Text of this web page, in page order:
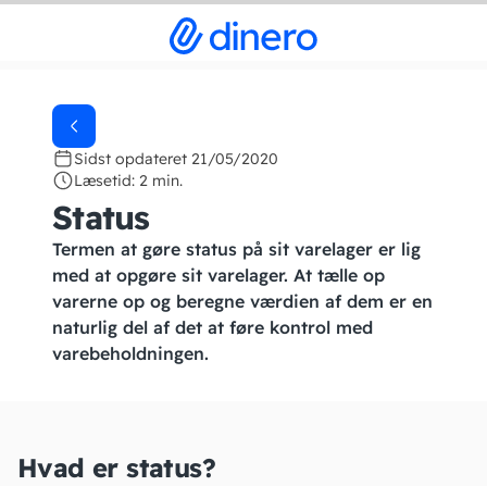
Sidst opdateret 21/05/2020
Læsetid: 2 min.
Status
Termen at gøre status på sit varelager er lig
med at opgøre sit varelager. At tælle op
varerne op og beregne værdien af dem er en
naturlig del af det at føre kontrol med
varebeholdningen.
Hvad er status?